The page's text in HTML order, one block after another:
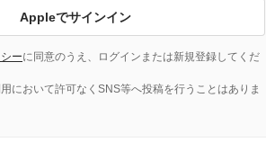
Appleでサインイン
ーに同意のうえ、ログインまたは新規登録してくだ
において許可なくSNS等へ投稿を行うことはありま